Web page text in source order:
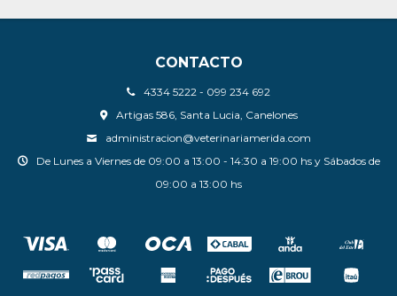
CONTACTO
4334 5222 - 099 234 692
Artigas 586, Santa Lucia, Canelones
administracion@veterinariamerida.com
De Lunes a Viernes de 09:00 a 13:00 - 14:30 a 19:00 hs y Sábados de
09:00 a 13:00 hs